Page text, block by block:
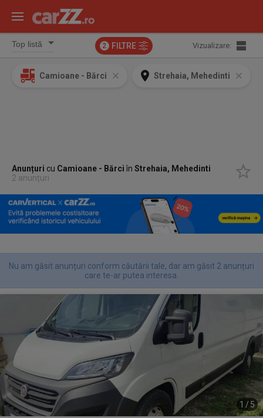
2 FILTRE Vizualizare:
Camioane - Bărci Strehaia, Mehedinti
Anunțuri cu Camioane - BărciînStrehaia, Mehedinti
2 anunțuri
Nu am găsit anunțuri conform căutării tale, dar am găsit 2 anunțuri
care te-ar putea interesa.
1 / 5